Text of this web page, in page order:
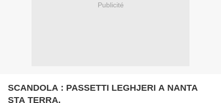
Publicité
SCANDOLA : PASSETTI LEGHJERI A NANTA
STA TERRA.